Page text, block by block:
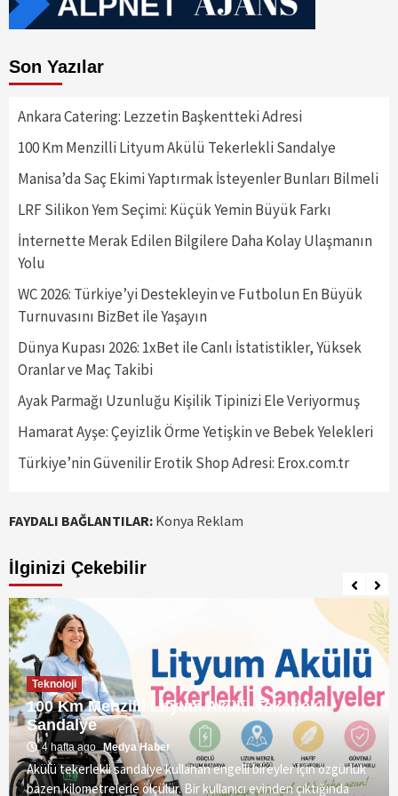
Son Yazılar
Ankara Catering: Lezzetin Başkentteki Adresi
100 Km Menzilli Lityum Akülü Tekerlekli Sandalye
Manisa’da Saç Ekimi Yaptırmak İsteyenler Bunları Bilmeli
LRF Silikon Yem Seçimi: Küçük Yemin Büyük Farkı
İnternette Merak Edilen Bilgilere Daha Kolay Ulaşmanın
Yolu
WC 2026: Türkiye’yi Destekleyin ve Futbolun En Büyük
Turnuvasını BizBet ile Yaşayın
Dünya Kupası 2026: 1xBet ile Canlı İstatistikler, Yüksek
Oranlar ve Maç Takibi
Ayak Parmağı Uzunluğu Kişilik Tipinizi Ele Veriyormuş
Hamarat Ayşe: Çeyizlik Örme Yetişkin ve Bebek Yelekleri
Türkiye’nin Güvenilir Erotik Shop Adresi: Erox.com.tr
FAYDALI BAĞLANTILAR: Konya Reklam
İlginizi Çekebilir
Teknoloji
100 Km Menzilli Lityum Akülü Tekerlekli
Sandalye
4 hafta ago Medya Haber
Akülü tekerlekli sandalye kullanan engelli bireyler için özgürlük
bazen kilometrelerle ölçülür. Bir kullanıcı evinden çıktığında